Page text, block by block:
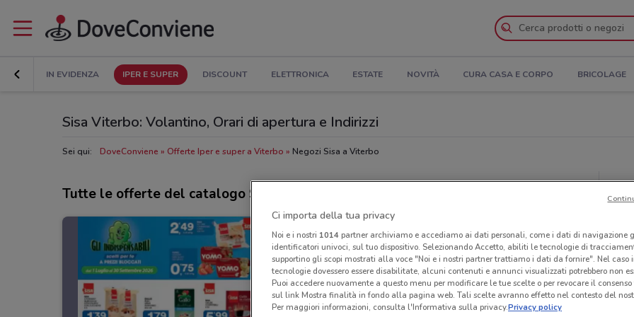
IN EVIDENZA IPER E SUPER DISCOUNT ELETTRONICA ESTATE NOVITÀ CURA CASA E CORPO BRICOLAGE
Sisa Viterbo: Volantino, Orari di apertura e Indirizzi
Sei qui: DoveConviene Offerte Iper e super a Viterbo Negozi Sisa a Viterbo
Tutte le offerte del catalogo Sisa
Ci importa della tua privacy
Noi e i nostri 1014partner archiviamo e accediamo ai dati personali, come i dati di navigazione
identificatori univoci, sul tuo dispositivo. Selezionando Accetto, abiliti le tecnologie di
supportino gli scopi mostrati alla voce "Noi e i nostri partner trattiamo i dati da fornire". Nel caso
tecnologie dovessero essere disabilitate, alcuni contenuti e annunci visualizzati potrebbero non
Puoi accedere nuovamente a questo menu per modificare le tue scelte o per revocare il
sul link Mostra finalità in fondo alla pagina web. Tali scelte avranno effetto nel contesto del
Per maggiori informazioni, consulta l'Informativa sulla privacy.Privacy policy